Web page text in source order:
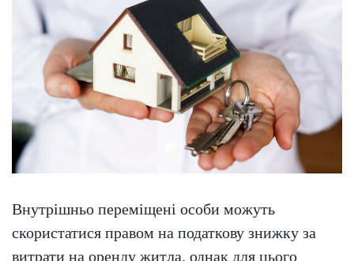
Внутрішньо переміщені особи можуть
скористатися правом на податкову знижку за
витрати на оренду житла, однак для цього